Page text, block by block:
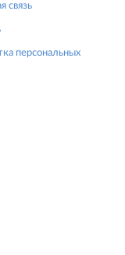
связь
персональных